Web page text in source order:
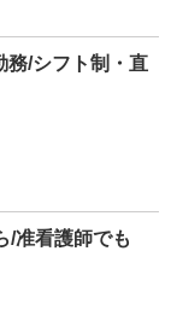
務/シフト制・直
/准看護師でも